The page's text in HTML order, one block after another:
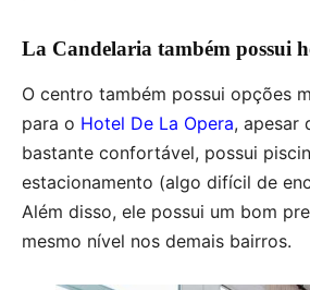
La Candelaria também possui
O centro também possui opções
para o Hotel De La Opera, apesar
bastante confortável, possui
estacionamento (algo difícil de
Além disso, ele possui um bom
mesmo nível nos demais bairros.